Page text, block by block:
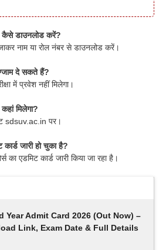
डाउनलोड करें?
नाम या रोल नंबर से डाउनलोड करें।
दे सकते हैं?
में प्रवेश नहीं मिलेगा।
मिलेगा?
sdsuv.ac.in पर।
जारी हो चुका है?
एडमिट कार्ड जारी किया जा रहा है।
Year Admit Card 2026 (Out Now) –
Link, Exam Date & Full Details